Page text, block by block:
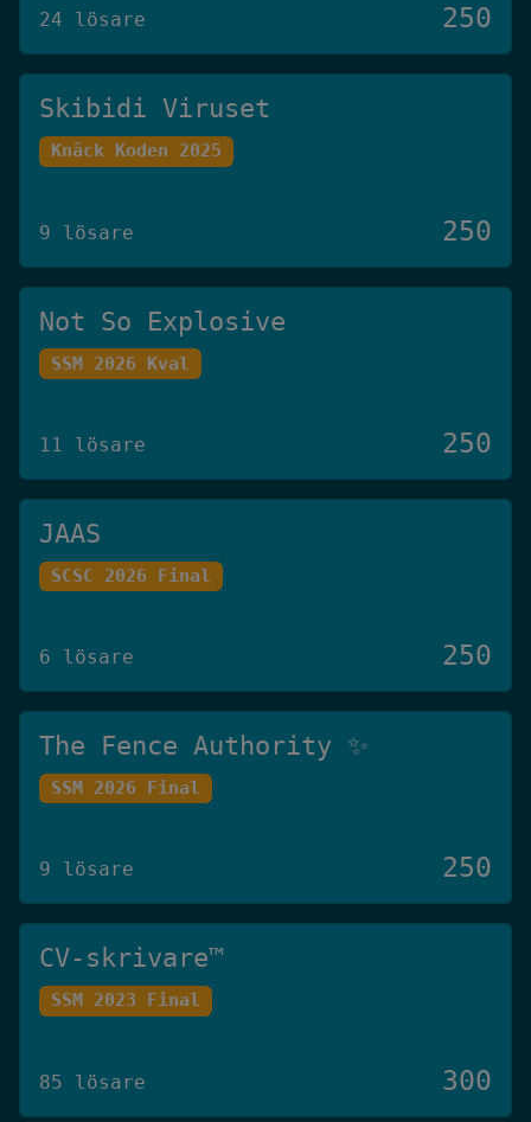
24 lösare 250
Skibidi Viruset
Knäck Koden 2025
9 lösare 250
Not So Explosive
SSM 2026 Kval
11 lösare 250
JAAS
SCSC 2026 Final
6 lösare 250
The Fence Authority ✨
SSM 2026 Final
9 lösare 250
CV-skrivare™️
SSM 2023 Final
85 lösare 300